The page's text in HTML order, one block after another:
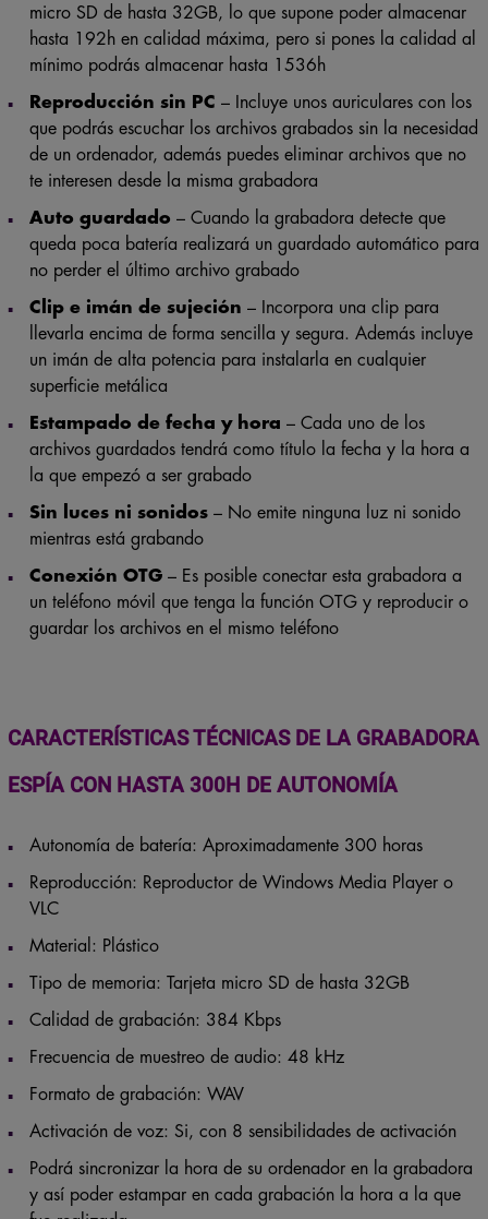
micro SD de hasta 32GB, lo que supone poder almacenar
hasta 192h en calidad máxima, pero si pones la calidad al
mínimo podrás almacenar hasta 1536h
Reproducción sin PC – Incluye unos auriculares con los
que podrás escuchar los archivos grabados sin la necesidad
de un ordenador, además puedes eliminar archivos que no
te interesen desde la misma grabadora
Auto guardado – Cuando la grabadora detecte que
queda poca batería realizará un guardado automático para
no perder el último archivo grabado
Clip e imán de sujeción – Incorpora una clip para
llevarla encima de forma sencilla y segura. Además incluye
un imán de alta potencia para instalarla en cualquier
superficie metálica
Estampado de fecha y hora – Cada uno de los
archivos guardados tendrá como título la fecha y la hora a
la que empezó a ser grabado
Sin luces ni sonidos– No emite ninguna luz ni sonido
mientras está grabando
Conexión OTG– Es posible conectar esta grabadora a
un teléfono móvil que tenga la función OTG y reproducir o
guardar los archivos en el mismo teléfono
CARACTERÍSTICAS TÉCNICAS DE LA GRABADORA
ESPÍA CON HASTA 300H DE AUTONOMÍA
Autonomía de batería: Aproximadamente 300 horas
Reproducción: Reproductor de Windows Media Player o
VLC
Material: Plástico
Tipo de memoria: Tarjeta micro SD de hasta 32GB
Calidad de grabación: 384 Kbps
Frecuencia de muestreo de audio: 48 kHz
Formato de grabación: WAV
Activación de voz: Si, con 8 sensibilidades de activación
Podrá sincronizar la hora de su ordenador en la grabadora
y así poder estampar en cada grabación la hora a la que